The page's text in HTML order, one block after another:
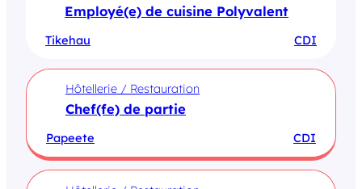
Employé(e) de cuisine Polyvalent
Tikehau CDI
Hôtellerie / Restauration
Chef(fe) de partie
Papeete CDI